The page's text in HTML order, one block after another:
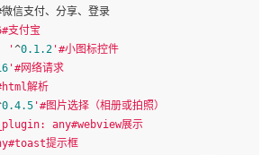
信支付、分享、登录
付宝
'
^0.1.2 '#小图标控件
'#网络请求
解析
0.4.5 '#图片选择（相册或拍照）
any#webview展示
提示框